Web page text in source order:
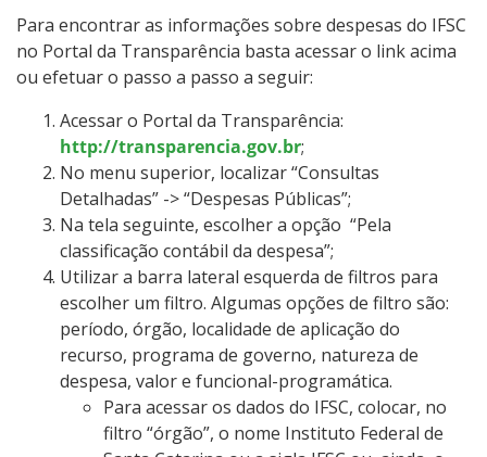
Para encontrar as informações sobre despesas do IFSC
no Portal da Transparência basta acessar o link acima
ou efetuar o passo a passo a seguir:
Acessar o Portal da Transparência:
http://transparencia.gov.br;
No menu superior, localizar “Consultas
Detalhadas” -> “Despesas Públicas”;
Na tela seguinte, escolher a opção “Pela
classificação contábil da despesa”;
Utilizar a barra lateral esquerda de filtros para
escolher um filtro. Algumas opções de filtro são:
período, órgão, localidade de aplicação do
recurso, programa de governo, natureza de
despesa, valor e funcional-programática.
Para acessar os dados do IFSC, colocar, no
filtro “órgão”, o nome Instituto Federal de